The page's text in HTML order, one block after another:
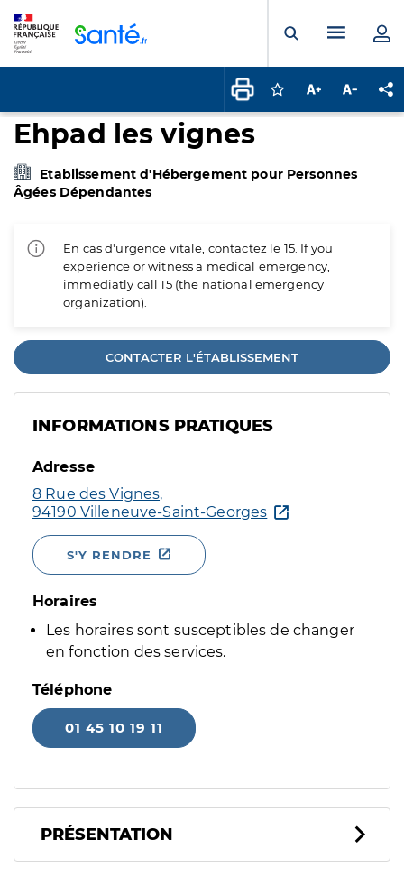
Ouvrir laMenu
Connectez-vous
Augmenter la
Ehpad les vignes
Etablissement d'Hébergement pour Personnes
Âgées Dépendantes
En cas d'urgence vitale, contactez le 15. If you
experience or witness a medical emergency,
immediatly call 15 (the national emergency
organization).
CONTACTER L'ÉTABLISSEMENT
INFORMATIONS PRATIQUES
Adresse
8 Rue des Vignes,
94190 Villeneuve-Saint-Georges
S'Y RENDRE
Horaires
Les horaires sont susceptibles de changer
en fonction des services.
Téléphone
01 45 10 19 11
PRÉSENTATION